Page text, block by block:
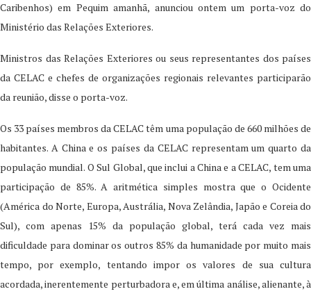
Caribenhos) em Pequim amanhã, anunciou ontem um porta-voz do
Ministério das Relações Exteriores.
Ministros das Relações Exteriores ou seus representantes dos países
da CELAC e chefes de organizações regionais relevantes participarão
da reunião, disse o porta-voz.
Os 33 países membros da CELAC têm uma população de 660 milhões de
habitantes. A China e os países da CELAC representam um quarto da
população mundial. O Sul Global, que inclui a China e a CELAC, tem uma
participação de 85%. A aritmética simples mostra que o Ocidente
(América do Norte, Europa, Austrália, Nova Zelândia, Japão e Coreia do
Sul), com apenas 15% da população global, terá cada vez mais
dificuldade para dominar os outros 85% da humanidade por muito mais
tempo, por exemplo, tentando impor os valores de sua cultura
acordada, inerentemente perturbadora e, em última análise, alienante, à